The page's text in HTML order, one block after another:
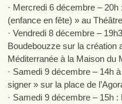
· Mercredi 6 décembre –
(enfance en fête) » au
· Vendredi 8 décembre –
Boudebouzze sur la création
Méditerranée à la Maison du
· Samedi 9 décembre – 14h
signer » sur la place de
· Samedi 9 décembre – 15h